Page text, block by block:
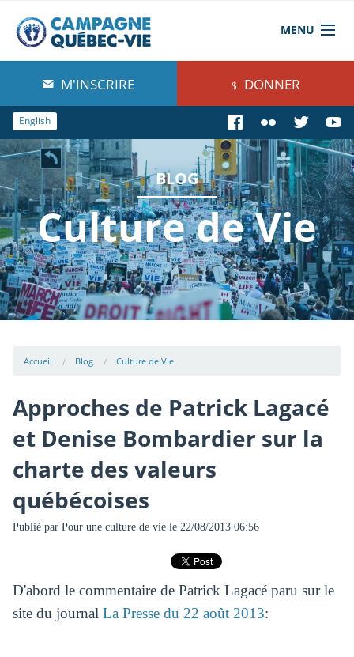
MENU
À propos de nous
Blog
Comprendre
Agir
Boutique
M'INSCRIRE DONNER
English
BLOG
Culture de Vie
Accueil Blog Culture de Vie
Approches de Patrick Lagacé
et Denise Bombardier sur la
charte des valeurs
québécoises
Publié par Pour une culture de viele 22/08/2013 06:56
D'abord le commentaire de Patrick Lagacé paru sur le
site du journal La Presse du 22 août 2013: